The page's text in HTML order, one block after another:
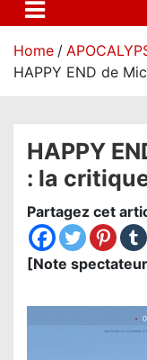
Home
HAPPY END de
HAPPY
: la
Partagez cet
[Note